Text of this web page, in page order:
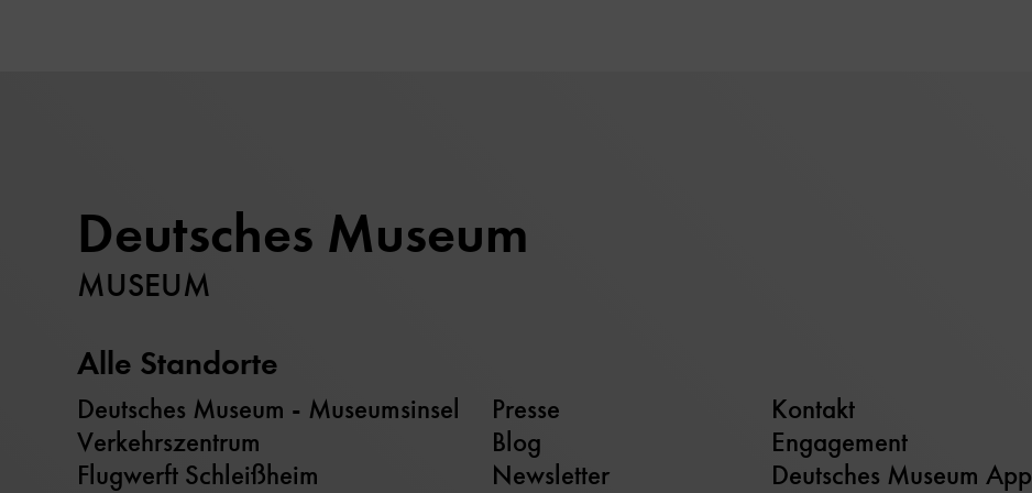
Deutsches Museum
MUSEUM
Alle Standorte
Deutsches Museum - Museumsinsel
Verkehrszentrum
Flugwerft Schleißheim
Presse
Blog
Newsletter
Kontakt
Engagement
Deutsches Museum App